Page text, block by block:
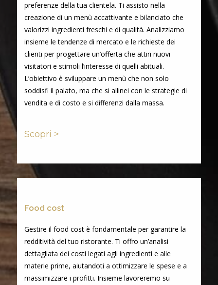
preferenze della tua clientela. Ti assisto nella
creazione di un menù accattivante e bilanciato che
valorizzi ingredienti freschi e di qualità. Analizziamo
insieme le tendenze di mercato e le richieste dei
clienti per progettare un’offerta che attiri nuovi
visitatori e stimoli l’interesse di quelli abituali.
L’obiettivo è sviluppare un menù che non solo
soddisfi il palato, ma che si allinei con le strategie di
vendita e di costo e si differenzi dalla massa.
Scopri >
Food cost
Gestire il food cost è fondamentale per garantire la
redditività del tuo ristorante. Ti offro un’analisi
dettagliata dei costi legati agli ingredienti e alle
materie prime, aiutandoti a ottimizzare le spese e a
massimizzare i profitti. Insieme lavoreremo su